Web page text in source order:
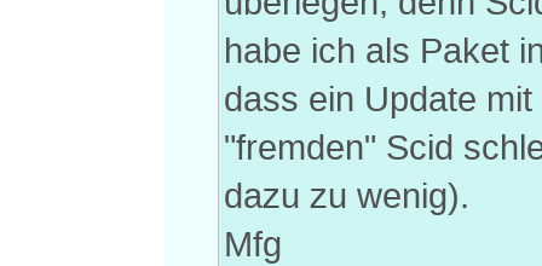
habe ich als Paket
dass ein Update
"fremden" Scid
dazu zu wenig).
Mfg